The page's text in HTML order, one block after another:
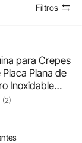
Filtros
para Crepes
Plana de
Inoxidable
Estufa
para
Cereales con
435
(2)